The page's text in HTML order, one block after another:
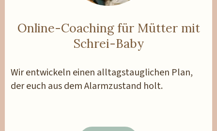
Online-Coaching für Mütter mit
Schrei-Baby
Wir entwickeln einen alltagstauglichen Plan,
der euch aus dem Alarmzustand holt.